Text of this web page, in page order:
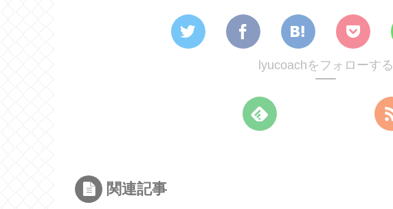
lyucoachをフォローする
関連記事